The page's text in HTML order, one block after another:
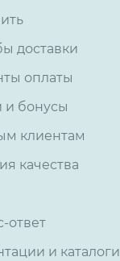
доставки
оплаты
и бонусы
клиентам
качества
ответ
и каталоги